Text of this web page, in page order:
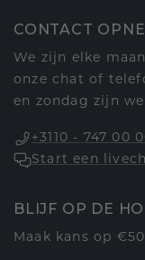
CONTACT
We zijn elke
onze chat of
en zondag zijn
+3110 - 747 00
Start een
BLIJF OP DE
Maak kans op